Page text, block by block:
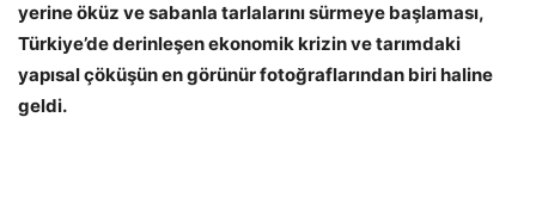
yerine öküz ve sabanla tarlalarını sürmeye başlaması,
Türkiye’de derinleşen ekonomik krizin ve tarımdaki
yapısal çöküşün en görünür fotoğraflarından biri haline
geldi.